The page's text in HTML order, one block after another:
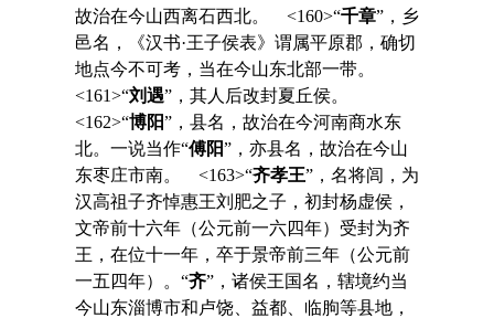
故治在今山西离石西北。 <160>“千章”，乡
邑名，《汉书·王子侯表》谓属平原郡，确切
地点今不可考，当在今山东北部一带。
<161>“刘遇”，其人后改封夏丘侯。
<162>“博阳”，县名，故治在今河南商水东
北。一说当作“傅阳”，亦县名，故治在今山
东枣庄市南。 <163>“齐孝王”，名将闾，为
汉高祖子齐悼惠王刘肥之子，初封杨虚侯，
文帝前十六年（公元前一六四年）受封为齐
王，在位十一年，卒于景帝前三年（公元前
一五四年）。“齐”，诸侯王国名，辖境约当
今山东淄博市和卢饶、益都、临朐等县地，